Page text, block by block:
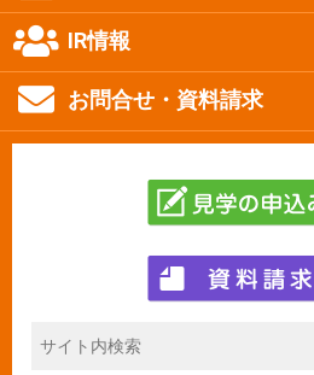
IR情報
お問合せ・資料請求